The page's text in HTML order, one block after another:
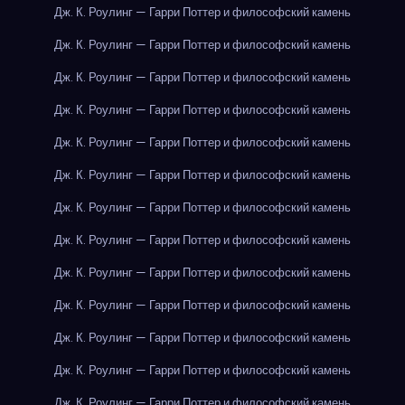
Дж. К. Роулинг — Гарри Поттер и философский камень
Дж. К. Роулинг — Гарри Поттер и философский камень
Дж. К. Роулинг — Гарри Поттер и философский камень
Дж. К. Роулинг — Гарри Поттер и философский камень
Дж. К. Роулинг — Гарри Поттер и философский камень
Дж. К. Роулинг — Гарри Поттер и философский камень
Дж. К. Роулинг — Гарри Поттер и философский камень
Дж. К. Роулинг — Гарри Поттер и философский камень
Дж. К. Роулинг — Гарри Поттер и философский камень
Дж. К. Роулинг — Гарри Поттер и философский камень
Дж. К. Роулинг — Гарри Поттер и философский камень
Дж. К. Роулинг — Гарри Поттер и философский камень